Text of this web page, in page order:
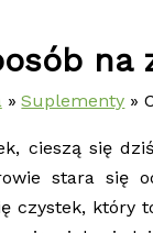
na
Suplementy
cieszą się
stara się
czystek, który